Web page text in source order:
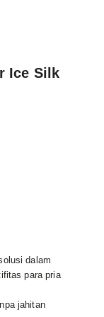
Ice Silk
dalam
para pria
jahitan